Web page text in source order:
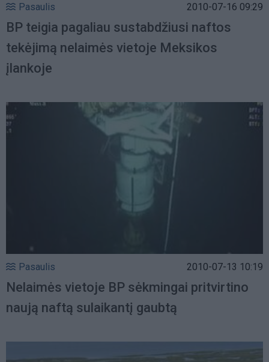
Pasaulis 2010-07-16 09:29
BP teigia pagaliau sustabdžiusi naftos
tekėjimą nelaimės vietoje Meksikos
įlankoje
Pasaulis 2010-07-13 10:19
Nelaimės vietoje BP sėkmingai pritvirtino
naują naftą sulaikantį gaubtą